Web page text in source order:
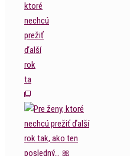
ktoré
nechcú
prežiť
ďalší
rok
ta